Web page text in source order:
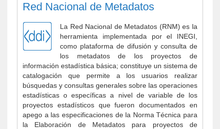
Red Nacional de Metadatos
La Red Nacional de Metadatos (RNM) es la
herramienta implementada por el INEGI,
como plataforma de difusión y consulta de
los metadatos de los proyectos de
información estadística básica; constituye un sistema de
catalogación que permite a los usuarios realizar
búsquedas y consultas generales sobre las operaciones
estadísticas o específicas a nivel de variable de los
proyectos estadísticos que fueron documentados en
apego a las especificaciones de la Norma Técnica para
la Elaboración de Metadatos para proyectos de